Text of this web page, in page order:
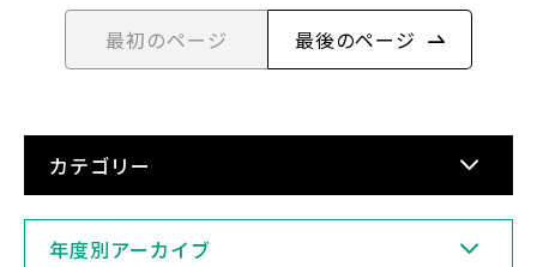
最初のページ 最後のページ
カテゴリー
年度別アーカイブ